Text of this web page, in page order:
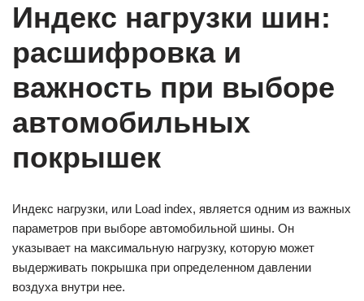
Индекс нагрузки шин:
расшифровка и
важность при выборе
автомобильных
покрышек
Индекс нагрузки, или Load index, является одним из важных
параметров при выборе автомобильной шины. Он
указывает на максимальную нагрузку, которую может
выдерживать покрышка при определенном давлении
воздуха внутри нее.